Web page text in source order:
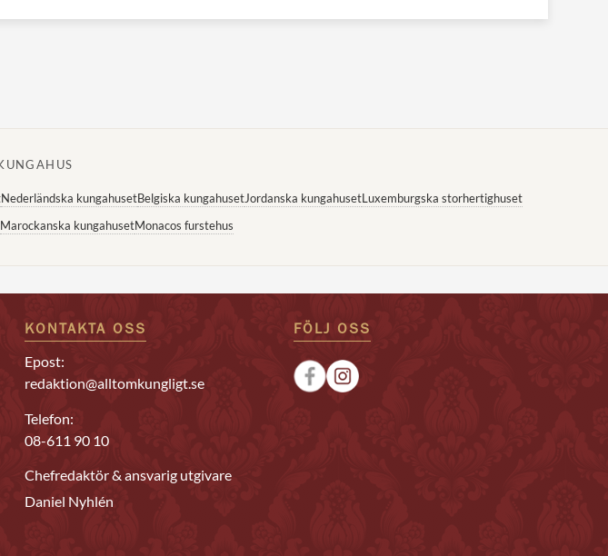
Nederländska kungahusetBelgiska kungahusetJordanska kungahusetLuxemburgska storhertighuset
Marockanska kungahusetMonacos furstehus
KONTAKTA OSS
Epost:
redaktion@alltomkungligt.se
Telefon:
08-611 90 10
Chefredaktör & ansvarig utgivare
Daniel Nyhlén
FÖLJ OSS